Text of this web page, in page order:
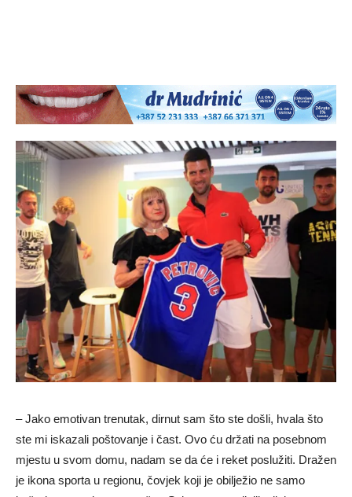
– Jako emotivan trenutak, dirnut sam što ste došli, hvala što
ste mi iskazali poštovanje i čast. Ovo ću držati na posebnom
mjestu u svom domu, nadam se da će i reket poslužiti. Dražen
je ikona sporta u regionu, čovjek koji je obilježio ne samo